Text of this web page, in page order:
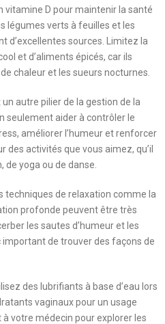
vitamine D pour maintenir la santé
légumes verts à feuilles et les
d’excellentes sources. Limitez la
et d’aliments épicés, car ils
chaleur et les sueurs nocturnes.
un autre pilier de la gestion de la
seulement aider à contrôler le
améliorer l’humeur et renforcer
des activités que vous aimez, qu’il
de yoga ou de danse.
techniques de relaxation comme la
profonde peuvent être très
les sautes d’humeur et les
de trouver des façons de
des lubrifiants à base d’eau lors
vaginaux pour un usage
votre médecin pour explorer les